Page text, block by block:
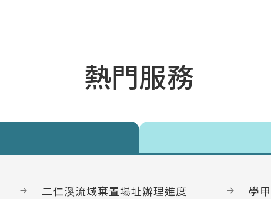
熱門服務
二仁溪流域棄置場址辦理進度 學